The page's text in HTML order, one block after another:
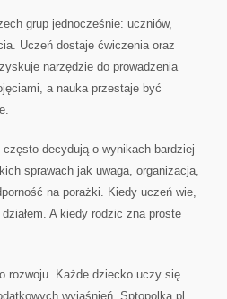
grup jednocześnie: uczniów,
Uczeń dostaje ćwiczenia oraz
narzędzie do prowadzenia
a nauka przestaje być
decydują o wynikach bardziej
sprawach jak uwaga, organizacja,
na porażki. Kiedy uczeń wie,
A kiedy rodzic zna proste
rozwoju. Każde dziecko uczy się
wyjaśnień. Sptopolka.pl